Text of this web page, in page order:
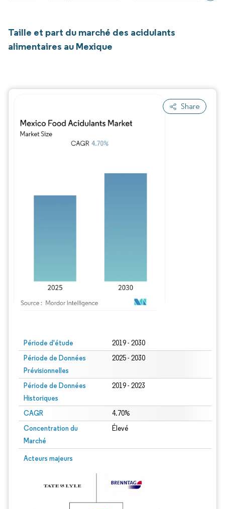
Taille et part du marché des acidulants
alimentaires au Mexique
Share
Période d'étude 2019 - 2030
Période de Données
Prévisionnelles
2025 - 2030
Période de Données
Historiques
2019 - 2023
CAGR 4.70%
Concentration du
Marché
Élevé
Acteurs majeurs